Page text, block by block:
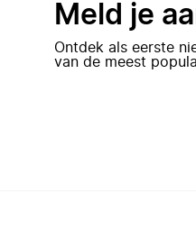
Meld je
Ontdek als eerste
van de meest